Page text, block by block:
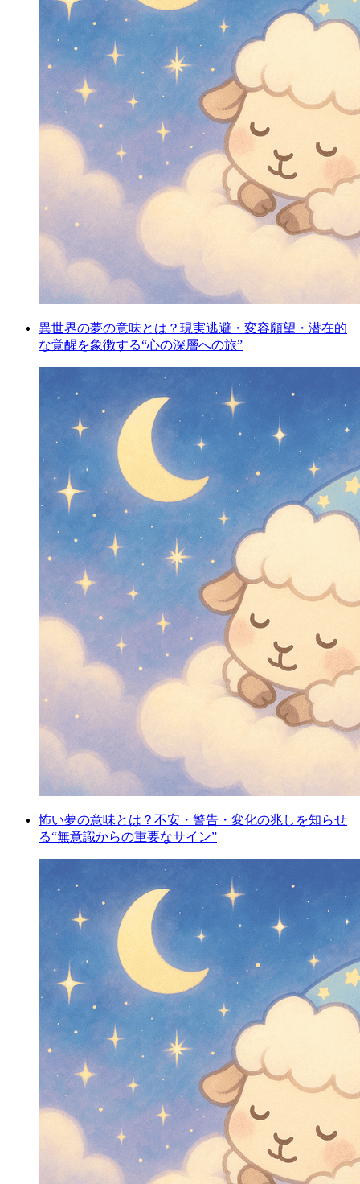
異世界の夢の意味とは？現実逃避・変容願望・潜在的
な覚醒を象徴する“心の深層への旅”
怖い夢の意味とは？不安・警告・変化の兆しを知らせ
る“無意識からの重要なサイン”